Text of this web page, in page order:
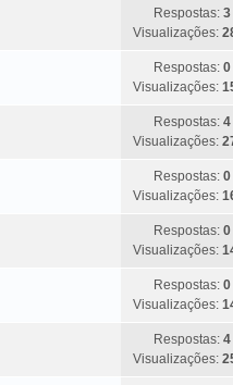
Respostas:3
Visualizações:
Respostas:0
Visualizações:
Respostas:4
Visualizações:
Respostas:0
Visualizações:
Respostas:0
Visualizações:
Respostas:0
Visualizações:
Respostas:4
Visualizações: